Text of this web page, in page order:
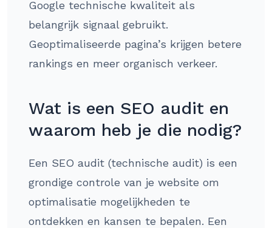
Google technische kwaliteit als
belangrijk signaal gebruikt.
Geoptimaliseerde pagina’s krijgen betere
rankings en meer organisch verkeer.
Wat is een SEO audit en
waarom heb je die nodig?
Een SEO audit (technische audit) is een
grondige controle van je website om
optimalisatie mogelijkheden te
ontdekken en kansen te bepalen. Een